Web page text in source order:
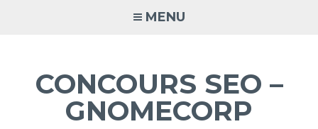
MENU
CONCOURS SEO –
GNOMECORP